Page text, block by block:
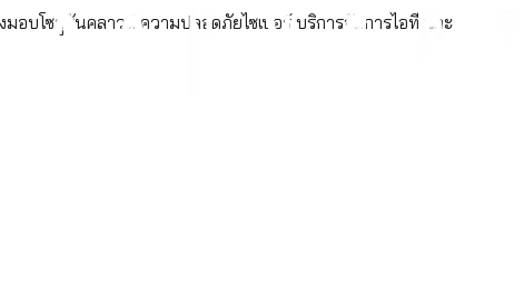
อบโซลูชันคลาวด์ ความปลอดภัยไซเบอร์ บริการจัดการไอที และ